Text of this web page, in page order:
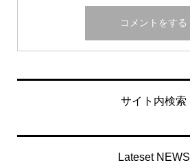
サイト内検索
Lateset NEWS